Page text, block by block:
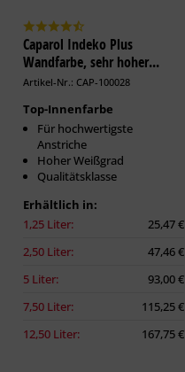
Caparol Indeko Plus
Wandfarbe, sehr hoher...
Artikel-Nr.: CAP-100028
Top-Innenfarbe
Für hochwertigste
Anstriche
Hoher Weißgrad
Qualitätsklasse
Erhältlich in:
1,25 Liter:
25,47 €
2,50 Liter:
47,46 €
5 Liter:
93,00 €
7,50 Liter:
115,25 €
12,50 Liter:
167,75 €